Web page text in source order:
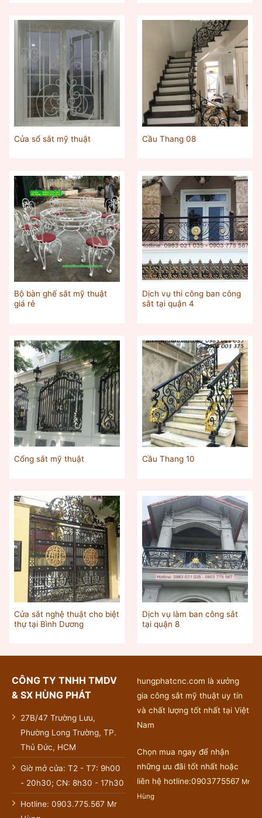
Cửa sổ sắt mỹ thuật Cầu Thang 08
Bộ bàn ghế sắt mỹ thuật
giá rẻ
Dịch vụ thi công ban công
sắt tại quận 4
Cổng sắt mỹ thuật Cầu Thang 10
Cửa sắt nghệ thuật cho biệt
thự tại Bình Dương
Dịch vụ làm ban công sắt
tại quận 8
CÔNG TY TNHH TMDV
& SX HÙNG PHÁT
27B/47 Trường Lưu,
Phường Long Trường, TP.
Thủ Đức, HCM
Giờ mở cửa: T2 - T7: 9h00
- 20h30; CN: 8h30 - 17h30
Hotline: 0903.775.567 Mr
hungphatcnc.com là xưởng
gia công sắt mỹ thuật uy tín
và chất lượng tốt nhất tại Việt
Nam
Chọn mua ngay để nhận
những ưu đãi tốt nhất hoặc
liên hệ hotline:0903775567 Mr
Hùng